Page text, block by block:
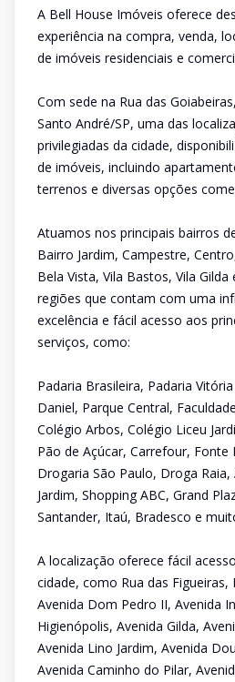
A Bell House Imóveis oferece
experiência na compra, venda,
de imóveis residenciais e
Com sede na Rua das
Santo André/SP, uma das
privilegiadas da cidade,
de imóveis, incluindo
terrenos e diversas opções
Atuamos nos principais bairros
Bairro Jardim, Campestre,
Bela Vista, Vila Bastos, Vila Gilda
regiões que contam com uma
excelência e fácil acesso aos
serviços, como:
Padaria Brasileira, Padaria
Daniel, Parque Central,
Colégio Arbos, Colégio Liceu
Pão de Açúcar, Carrefour, Fonte
Drogaria São Paulo, Droga
Jardim, Shopping ABC, Grand
Santander, Itaú, Bradesco e
A localização oferece fácil
cidade, como Rua das Figueiras,
Avenida Dom Pedro II, Avenida
Higienópolis, Avenida Gilda,
Avenida Lino Jardim, Avenida
Avenida Caminho do Pilar,